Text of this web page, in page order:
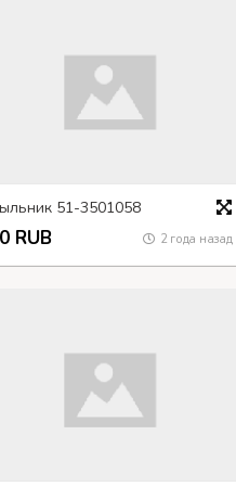
51-3501058
RUB 2 года назад